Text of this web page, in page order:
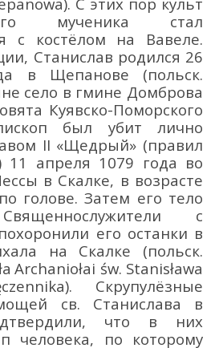
мученика
стал
с костёлом на Вавеле.
Станислав родился 26
в Щепанове (польск.
село в гмине Домброва
Куявско-Поморского
был убит лично
II «Щедрый» (правил
11 апреля 1079 года во
в Скалке, в возрасте
голове. Затем его тело
с
его останки в
на Скалке (польск.
a Archaniołai św. Stanisława
czennika). Скрупулёзные
св. Станислава в
что в них
человека, по которому